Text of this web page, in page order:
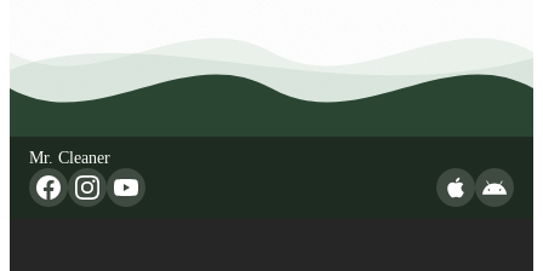
Mr. Cleaner